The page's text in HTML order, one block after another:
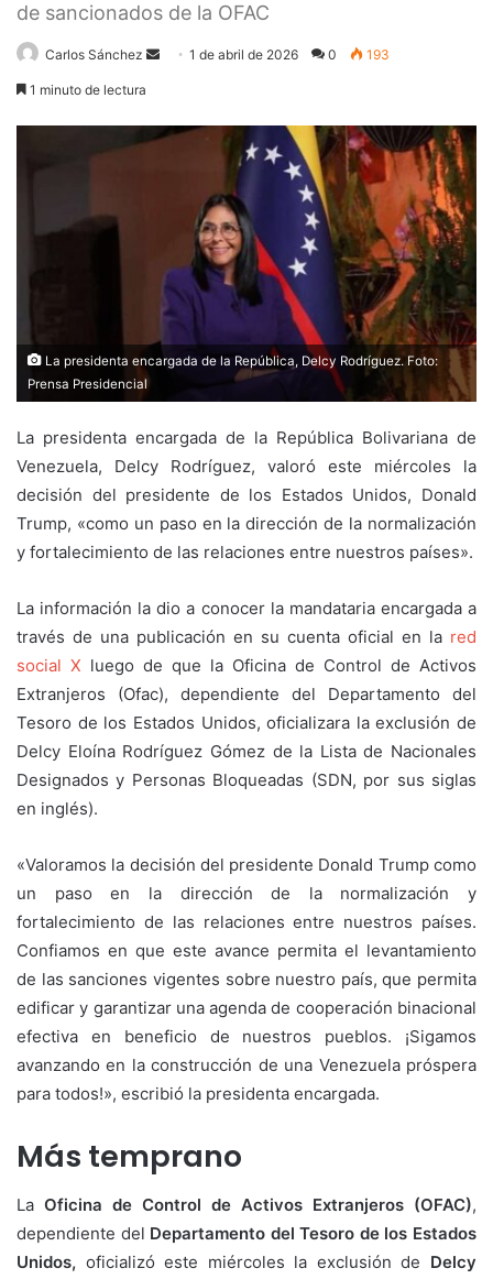
de sancionados de la OFAC
Carlos Sánchez
Send1 de abril de 2026 0 193
1 minuto de lectura
La presidenta encargada de la República, Delcy Rodríguez. Foto:
Prensa Presidencial
La presidenta encargada de la República Bolivariana de
Venezuela, Delcy Rodríguez, valoró este miércoles la
decisión del presidente de los Estados Unidos, Donald
Trump, «como un paso en la dirección de la normalización
y fortalecimiento de las relaciones entre nuestros países».
La información la dio a conocer la mandataria encargada a
través de una publicación en su cuenta oficial en la red
social X luego de que la Oficina de Control de Activos
Extranjeros (Ofac), dependiente del Departamento del
Tesoro de los Estados Unidos, oficializara la exclusión de
Delcy Eloína Rodríguez Gómez de la Lista de Nacionales
Designados y Personas Bloqueadas (SDN, por sus siglas
en inglés).
«Valoramos la decisión del presidente Donald Trump como
un paso en la dirección de la normalización y
fortalecimiento de las relaciones entre nuestros países.
Confiamos en que este avance permita el levantamiento
de las sanciones vigentes sobre nuestro país, que permita
edificar y garantizar una agenda de cooperación binacional
efectiva en beneficio de nuestros pueblos. ¡Sigamos
avanzando en la construcción de una Venezuela próspera
para todos!», escribió la presidenta encargada.
Más temprano
La Oficina de Control de Activos Extranjeros (OFAC),
dependiente del Departamento del Tesoro de los Estados
Unidos, oficializó este miércoles la exclusión de Delcy